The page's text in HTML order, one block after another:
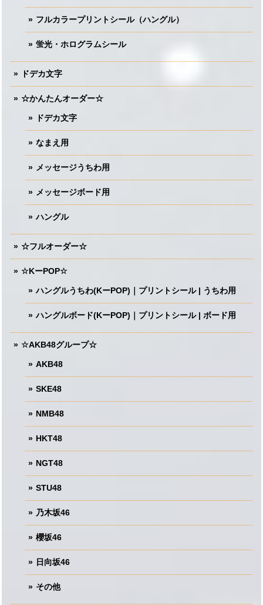
フルカラープリントシール（ハングル）
蛍光・ホログラムシール
ドデカ文字
☆かんたんオーダー☆
ドデカ文字
なまえ用
メッセージうちわ用
メッセージボード用
ハングル
☆フルオーダー☆
☆KーPOP☆
ハングルうちわ(KーPOP)｜プリントシール | うちわ用
ハングルボード(KーPOP)｜プリントシール | ボード用
☆AKB48グループ☆
AKB48
SKE48
NMB48
HKT48
NGT48
STU48
乃木坂46
櫻坂46
日向坂46
その他